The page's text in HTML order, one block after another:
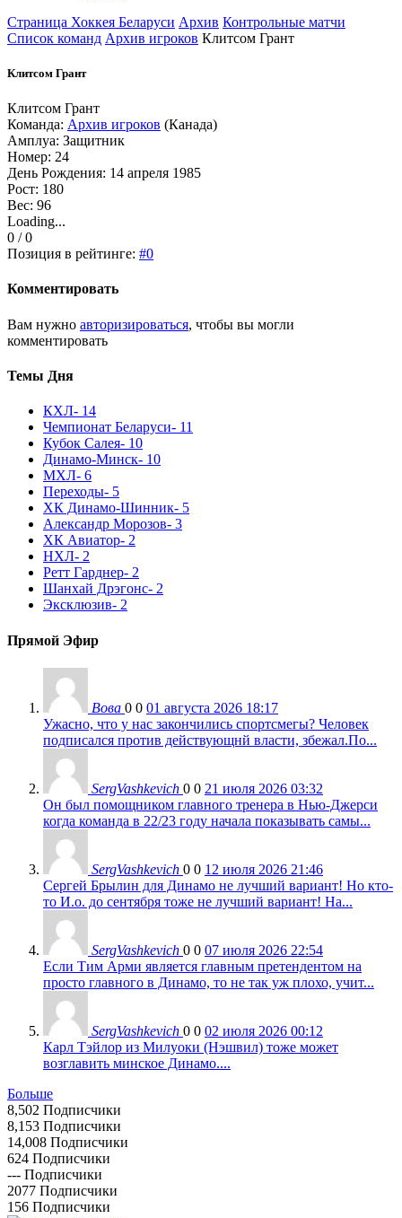
Страница Хоккея Беларуси Архив Контрольные матчи
Список команд Архив игроков Клитсом Грант
Клитсом Грант
Клитсом Грант
Команда: Архив игроков (Канада)
Амплуа: Защитник
Номер: 24
День Рождения: 14 апреля 1985
Рост: 180
Вес: 96
Loading...
0 / 0
Позиция в рейтинге: #0
Комментировать
Вам нужно авторизироваться, чтобы вы могли
комментировать
Темы Дня
КХЛ- 14
Чемпионат Беларуси- 11
Кубок Салея- 10
Динамо-Минск- 10
МХЛ- 6
Переходы- 5
ХК Динамо-Шинник- 5
Александр Морозов- 3
ХК Авиатор- 2
НХЛ- 2
Ретт Гарднер- 2
Шанхай Дрэгонс- 2
Эксклюзив- 2
Прямой Эфир
Вова 0 0 01 августа 2026 18:17
Ужасно, что у нас закончились спортсмегы? Человек
подписался против действующнй власти, збежал.По...
SergVashkevich 0 0 21 июля 2026 03:32
Он был помощником главного тренера в Нью-Джерси
когда команда в 22/23 году начала показывать самы...
SergVashkevich 0 0 12 июля 2026 21:46
Сергей Брылин для Динамо не лучший вариант! Но кто-
то И.о. до сентября тоже не лучший вариант! На...
SergVashkevich 0 0 07 июля 2026 22:54
Если Тим Арми является главным претендентом на
просто главного в Динамо, то не так уж плохо, учит...
SergVashkevich 0 0 02 июля 2026 00:12
Карл Тэйлор из Милуоки (Нэшвил) тоже может
возглавить минское Динамо....
Больше
8,502 Подписчики
8,153 Подписчики
14,008 Подписчики
624 Подписчики
--- Подписчики
2077 Подписчики
156 Подписчики